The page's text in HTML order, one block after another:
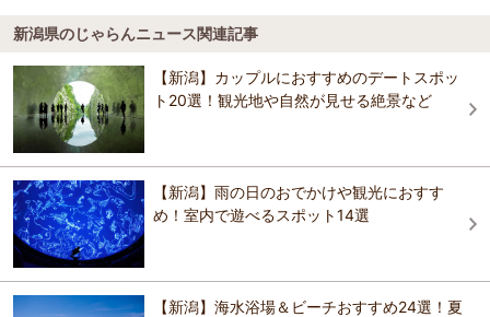
ダフェールイン 六日町
六日町温泉 心と体の保養の宿 龍氣（りゅうき）
ロッヂ ヤングメイト
ハツカ石温泉 石打ユングパルナス
上越国際の宿 ロッヂ ＹＯＵ
六日町温泉 山の湯宿 いろりあん
旬彩の庄 坂戸城
ダフェールイン 六日町
畔地温泉 こいし
六日町温泉 心と体の保養の宿 龍氣（りゅうき）
Tabist ホテルパラマウントin浦佐 南魚沼
上越国際の宿 ロッヂ ＹＯＵ
浦佐ホテルオカベ
山田館
グリーンビレッジたかはし
萌気園 さくり温泉健康館
5.0
日帰り、宿泊の出来る温泉施設です。食堂が利用できます。休憩室は
無料と有料があります。有料休憩室は要予約です。 無料のWI-FIが使え
ます。
おすすめの観光スポットガイドを見る
新潟県のじゃらんニュース関連記事
【新潟】カップルにおすすめのデートスポッ
ト20選！観光地や自然が見せる絶景など
【新潟】雨の日のおでかけや観光におすす
め！室内で遊べるスポット14選
【新潟】海水浴場＆ビーチおすすめ24選！夏